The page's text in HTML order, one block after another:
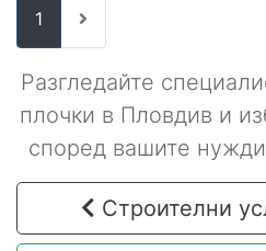
1
Разгледайте
плочки в Пловдив и
според вашите
Строителни